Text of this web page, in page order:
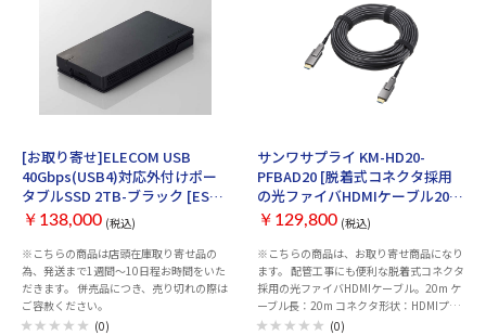
（HDMI）：あり コネクタ（HDMI）：
マイクロHDMI（タイプD） 変換アダプ
タ/マイクロHDMI（タイプD）→タイプA
重量：約1.41kg HDR：対応 ARC：非対応
HEC：対応 HDCP2.2：対応 3Dvideo：対
応 付属品：給電用USBケーブル×1、コネ
クタ保護キャップ×1、、変換コネクタ
・4K60Hzに対応したHDMIケーブルです。
・光ファイバの採用により長距離でも安定
した映像・音声の伝送が可能です。 ・ケー
ブルは外径4.5mmと細くて軽く取り回し
がし易いケーブルを採用しています。 ・脱
狭い配管等の配線も楽々おこなえ、施工性
が向上します。 ・引き込み時のコネクタ保
護用に保護キャップが付属しています。 ・
もしもの電力不足の時に使える給電用USB
ケーブルが付属しています。 ≪ご注意≫
（HDMI）：あり コネクタ（HDMI）：
マイクロHDMI（タイプD） 変換アダプ
タ/マイクロHDMI（タイプD）→タイプA
重量：約880g HDR：対応 ARC：非対応
HEC：対応 HDCP2.2：対応 3Dvideo：対
応 付属品：給電用USBケーブル×1、コネ
・4K60Hzに対応したHDMIケーブルです。
・光ファイバの採用により長距離でも安定
した映像・音声の伝送が可能です。 ・ケー
ブルは外径4.5mmと細くて軽く取り回し
がし易いケーブルを採用しています。 ・脱
狭い配管等の配線も楽々おこなえ、施工性
が向上します。 ・引き込み時のコネクタ保
護用に保護キャップが付属しています。 ・
もしもの電力不足の時に使える給電用USB
ケーブルが付属しています。 ≪ご注意≫
[お取り寄せ]ELECOM USB
40Gbps(USB4)対応外付けポー
タブルSSD 2TB-ブラック [ESD-
EHA2000GBK]
￥138,000 (税込)
※こちらの商品は店頭在庫取り寄せ品の
為、発送まで1週間～10日程お時間をいた
だきます。 併売品につき、売り切れの際は
ご容赦ください。
(0)
サンワサプライ KM-HD20-
PFBAD20 [脱着式コネクタ採用
の光ファイバHDMIケーブル20
ｍ]
￥129,800 (税込)
※こちらの商品は、お取り寄せ商品になり
ます。 配管工事にも便利な脱着式コネクタ
採用の光ファイバHDMIケーブル。20m ケ
ーブル長：20m コネクタ形状：HDMIプラ
グ－HDMIプラグ（HDMIタイプD＋タイプ
(0)